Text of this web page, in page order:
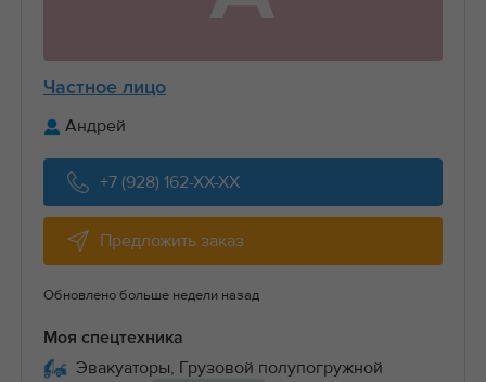
Частное лицо
Андрей
+7 (928) 162-XX-XX
Предложить заказ
Обновлено больше недели назад
Моя спецтехника
Эвакуаторы, Грузовой полупогружной